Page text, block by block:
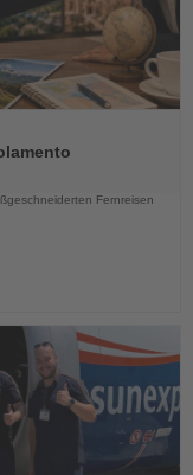
Fernreisen